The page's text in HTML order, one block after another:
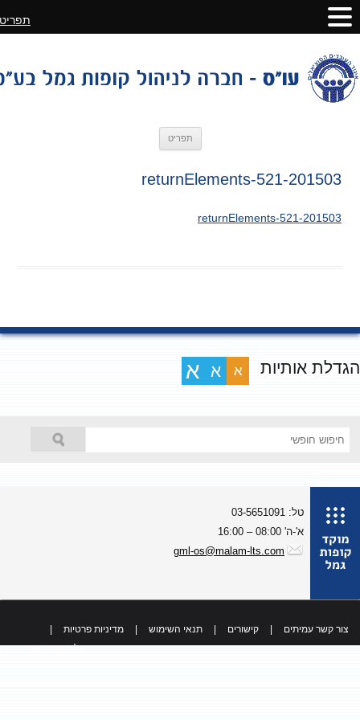
תפריט
201503-returnElements-521
201503-returnElements-521
אותיות א א א
טל: 03-5651091
א'-ה' 08:00 – 16:00
gml-os@malam-lts.com
צור קשר עמיתים קישורים תנאי השימוש מדיניות פרטיות
כל הזכויות שמורות
תפריט